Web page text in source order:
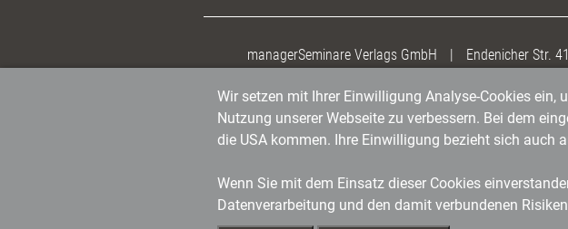
managerSeminare Verlags GmbH | Endenicher Str. 41
Wir setzen mit Ihrer Einwilligung Analyse-Cookies
Nutzung unserer Webseite zu verbessern. Bei dem
die USA kommen. Ihre Einwilligung bezieht sich auch
Wenn Sie mit dem Einsatz dieser Cookies
Datenverarbeitung und den damit verbundenen